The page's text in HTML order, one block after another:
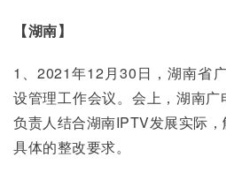
【湖南】
1、2021年12月30日，湖南省
设管理工作会议。会上，湖南
负责人结合湖南IPTV发展实际
具体的整改要求。